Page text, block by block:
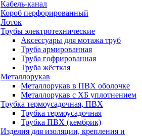
Кабель-канал
Короб перфорированный
Лоток
Трубы электротехнические
Аксессуары для мотажа труб
Труба армированная
Труба гофрированная
Труба жёсткая
Металлорукав
Металлорукав в ПВХ оболочке
Металлорукав с ХБ уплотнением
Трубка термоусадочная, ПВХ
Трубка термоусадочная
Трубка ПВХ (кембрик)
Изделия для изоляции, крепления и